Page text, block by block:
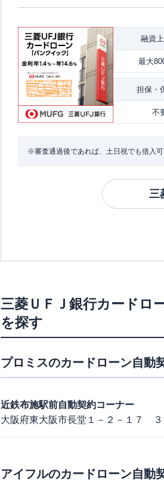
融資
最大
担保・
不
※審査通過後であれば、土日祝でも借入
三
三菱ＵＦＪ銀行カードロ
を探す
プロミスのカードローン自動
近鉄布施駅前自動契約コーナー
大阪府東大阪市長堂１－２－１７ ３
アイフルのカードローン自動